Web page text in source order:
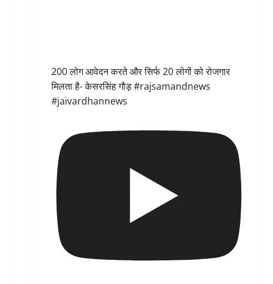
200 लोग आवेदन करते और सिर्फ 20 लोगों को रोजगार
मिलता है- केसरसिंह गौड़ #rajsamandnews
#jaivardhannews